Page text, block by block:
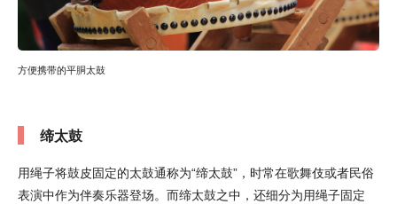
方便携带的平胴太鼓
缔太鼓
用绳子将鼓皮固定的太鼓通称为“缔太鼓”，时常在歌舞伎或者民俗
表演中作为伴奏乐器登场。而缔太鼓之中，还细分为用绳子固定